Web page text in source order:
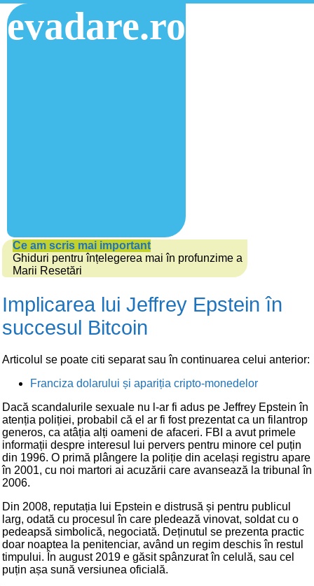
evadare.ro
Ce am scris mai important
Ghiduri pentru înțelegerea mai în profunzime a
Marii Resetări
Implicarea lui Jeffrey Epstein în
succesul Bitcoin
Articolul se poate citi separat sau în continuarea celui anterior:
Franciza dolarului și apariția cripto-monedelor
Dacă scandalurile sexuale nu l-ar fi adus pe Jeffrey Epstein în
atenția poliției, probabil că el ar fi fost prezentat ca un filantrop
generos, ca atâția alți oameni de afaceri. FBI a avut primele
informații despre interesul lui pervers pentru minore cel puțin
din 1996. O primă plângere la poliție din același registru apare
în 2001, cu noi martori ai acuzării care avansează la tribunal în
2006.
Din 2008, reputația lui Epstein e distrusă și pentru publicul
larg, odată cu procesul în care pledează vinovat, soldat cu o
pedeapsă simbolică, negociată. Deținutul se prezenta practic
doar noaptea la penitenciar, având un regim deschis în restul
timpului. În august 2019 e găsit spânzurat în celulă, sau cel
puțin așa sună versiunea oficială.